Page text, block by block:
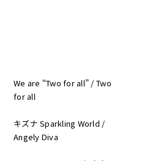
We are “Two for all” / Two
for all
キズナ Sparkling World /
Angely Diva